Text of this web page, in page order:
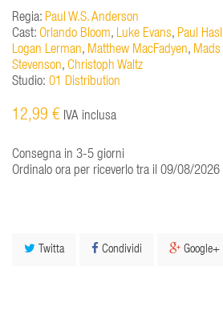
Regia: Paul W.S. Anderson
Cast: Orlando Bloom, Luke Evans, Paul
Logan Lerman, Matthew MacFadyen,
Stevenson, Christoph Waltz
Studio: 01 Distribution
12,99 € IVA inclusa
Consegna in 3-5 giorni
Ordinalo ora per riceverlo tra il 09/08/
Twitta Condividi Google+